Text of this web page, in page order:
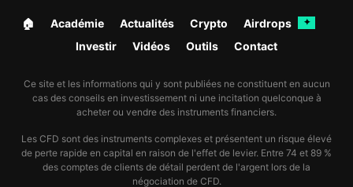
🏠︎ Académie Actualités Crypto Airdrops ✦
Investir Vidéos Outils Contact
Ce site et les informations qui y sont publiées ne constituent en aucun
cas des conseils en investissement ni une incitation quelconque à
acheter ou vendre des instruments financiers.
Les CFD sont des instruments complexes et présentent un risque élevé
de perte rapide en capital en raison de l'effet de levier. Entre 74 et 89 %
des comptes de clients de détail perdent de l'argent lors de la
négociation de CFD.